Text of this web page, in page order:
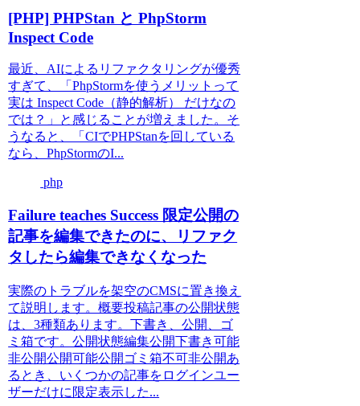
[PHP] PHPStan と PhpStorm
Inspect Code
最近、AIによるリファクタリングが優秀
すぎて、「PhpStormを使うメリットって
実は Inspect Code（静的解析） だけなの
では？」と感じることが増えました。そ
うなると、「CIでPHPStanを回している
なら、PhpStormのI...
php
Failure teaches Success 限定公開の
記事を編集できたのに、リファク
タしたら編集できなくなった
実際のトラブルを架空のCMSに置き換え
て説明します。概要投稿記事の公開状態
は、3種類あります。下書き、公開、ゴ
ミ箱です。公開状態編集公開下書き可能
非公開公開可能公開ゴミ箱不可非公開あ
るとき、いくつかの記事をログインユー
ザーだけに限定表示した...